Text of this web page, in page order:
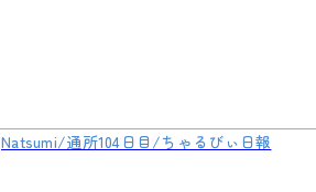
Natsumi/通所104日目/ちゃるびぃ日報